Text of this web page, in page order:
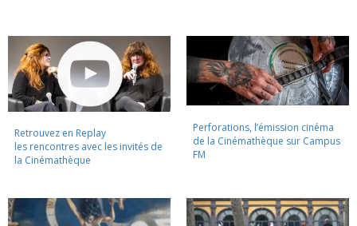
Retrouvez en Replay
les rencontres avec les invités de
la Cinémathèque
Perforations, l’émission cinéma
de la Cinémathèque sur Campus
FM